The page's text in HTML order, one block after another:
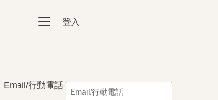
::: 登入
Email/行動電話